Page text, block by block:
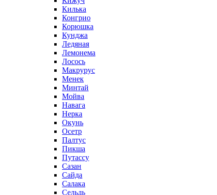
Килька
Конгрио
Корюшка
Кунджа
Ледяная
Лемонема
Лосось
Макрурус
Менек
Минтай
Мойва
Навага
Нерка
Окунь
Осетр
Палтус
Пикша
Путассу
Сазан
Сайда
Салака
Сельдь